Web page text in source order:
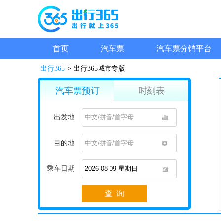
首页 汽车票 汽车票分销平台
出行365 > 出行365城市专版
汽车票预订 时刻表
出发地
目的地
1
乘车日期
1
查 询